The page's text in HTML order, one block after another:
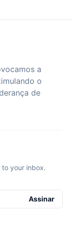
a
o
de
your inbox.
Assinar